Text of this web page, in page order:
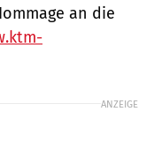
an die
ANZEIGE